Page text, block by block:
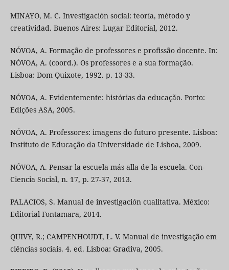
MINAYO, M. C. Investigación social: teoría, método y
creatividad. Buenos Aires: Lugar Editorial, 2012.
NÓVOA, A. Formação de professores e profissão docente. In:
NÓVOA, A. (coord.). Os professores e a sua formação.
Lisboa: Dom Quixote, 1992. p. 13-33.
NÓVOA, A. Evidentemente: histórias da educação. Porto:
Edições ASA, 2005.
NÓVOA, A. Professores: imagens do futuro presente. Lisboa:
Instituto de Educação da Universidade de Lisboa, 2009.
NÓVOA, A. Pensar la escuela más alla de la escuela. Con-
Ciencia Social, n. 17, p. 27-37, 2013.
PALACIOS, S. Manual de investigación cualitativa. México:
Editorial Fontamara, 2014.
QUIVY, R.; CAMPENHOUDT, L. V. Manual de investigação em
ciências sociais. 4. ed. Lisboa: Gradiva, 2005.